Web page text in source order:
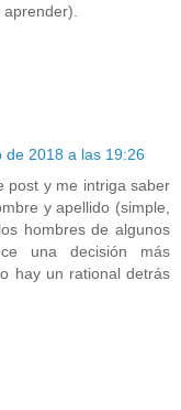
de 2018 a las 19:26
post y me intriga saber
y apellido (simple,
hombres de algunos
una decisión más
hay un rational detrás